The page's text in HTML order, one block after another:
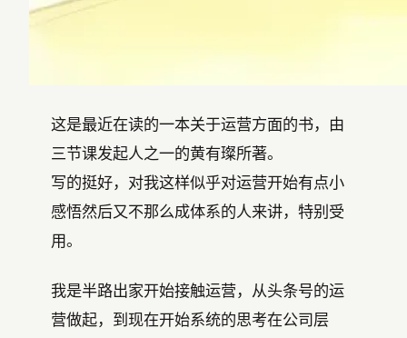
这是最近在读的一本关于运营方面的书，由
三节课发起人之一的黄有璨所著。
写的挺好，对我这样似乎对运营开始有点小
感悟然后又不那么成体系的人来讲，特别受
用。
我是半路出家开始接触运营，从头条号的运
营做起，到现在开始系统的思考在公司层